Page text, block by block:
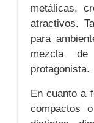
metálicas,
atractivos.
para
mezcla
protagonista.
En cuanto a
compactos